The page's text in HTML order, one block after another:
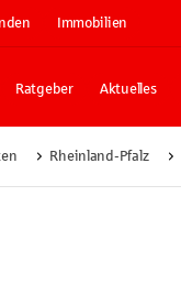
Immobilien
Ratgeber Aktuelles
Rheinland-Pfalz